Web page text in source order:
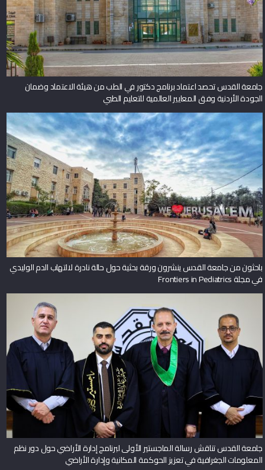
جامعة القدس تحصد اعتماد برنامج دكتور في الطب من هيئة الاعتماد وضمان
الجودة الأردنية وفق المعايير العالمية للتعليم الطبي
باحثون من جامعة القدس ينشرون ورقة بحثية حول حالة نادرة لالتهاب الدم الوليدي
في مجلة Frontiers in Pediatrics
جامعة القدس تناقش رسالة الماجستير الأولى لبرنامج إدارة الأراضي حول دور نظم
المعلومات الجغرافية في تعزيز الحوكمة المكانية وإدارة الأراضي